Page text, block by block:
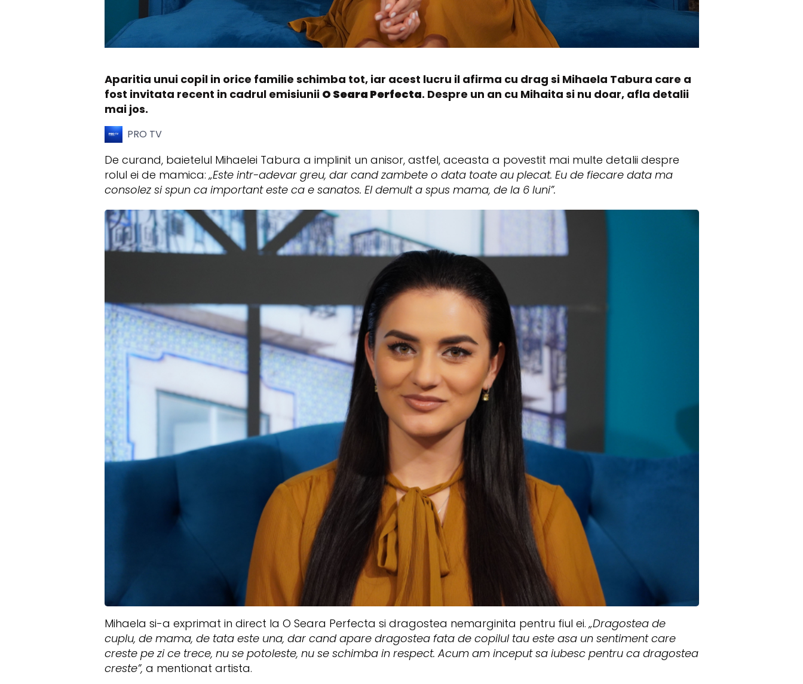
Aparitia unui copil in orice familie schimba tot, iar acest lucru il afirma cu drag si Mihaela Tabura care a
fost invitata recent in cadrul emisiunii O Seara Perfecta. Despre un an cu Mihaita si nu doar, afla detalii
mai jos.
PRO TV
De curand, baietelul Mihaelei Tabura a implinit un anisor, astfel, aceasta a povestit mai multe detalii despre
rolul ei de mamica: „Este intr-adevar greu, dar cand zambete o data toate au plecat. Eu de fiecare data ma
consolez si spun ca important este ca e sanatos. El demult a spus mama, de la 6 luni”.
Mihaela si-a exprimat in direct la O Seara Perfecta si dragostea nemarginita pentru fiul ei.„Dragostea de
cuplu, de mama, de tata este una, dar cand apare dragostea fata de copilul tau este asa un sentiment care
creste pe zi ce trece, nu se potoleste, nu se schimba in respect. Acum am inceput sa iubesc pentru ca dragostea
creste”, a mentionat artista.